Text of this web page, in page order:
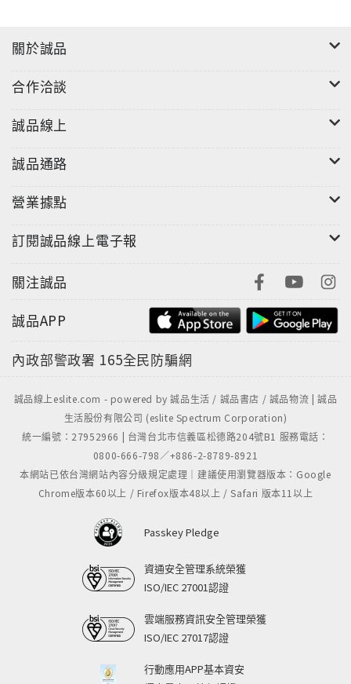
關於誠品
合作洽談
誠品線上
誠品通路
營業據點
訂閱誠品線上電子報
關注誠品
誠品APP
內政部警政署 165全民防騙網
誠品線上eslite.com - powered by 誠品生活 / 誠品書店 / 誠品物流 | 誠品
生活股份有限公司 (eslite Spectrum Corporation)
統一編號：27952966 | 台灣台北市信義區松德路204號B1 服務電話：
0800-666-798／+886-2-8789-8921
本網站已依台灣網站內容分級規定處理｜建議使用瀏覽器版本：Google
Chrome版本60以上 / Firefox版本48以上 / Safari 版本11以上
Passkey Pledge
資通安全管理系統榮獲
ISO/IEC 27001認證
雲端服務資訊安全管理榮獲
ISO/IEC 27017認證
行動應用APP基本資安